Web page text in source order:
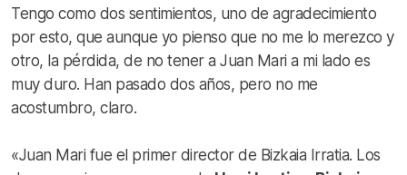
Tengo como dos sentimientos, uno de agradecimiento
por esto, que aunque yo pienso que no me lo merezco y
otro, la pérdida, de no tener a Juan Mari a mi lado es
muy duro. Han pasado dos años, pero no me
acostumbro, claro.
«Juan Mari fue el primer director de Bizkaia Irratia. Los